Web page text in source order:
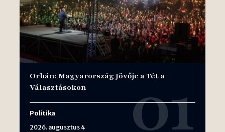
Orbán: Magyarország Jövője a Tét a
Választásokon
Politika
2026. augusztus 4